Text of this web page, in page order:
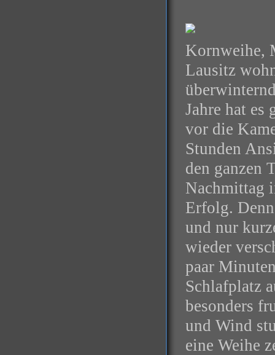
Kornweihe,
Lausitz
Jahre hat es
vor die
Stunden
den ganzen
Nachmittag
Erfolg.
und nur
wieder
paar
Schlafplatz
besonders
und Wind
eine Weihe